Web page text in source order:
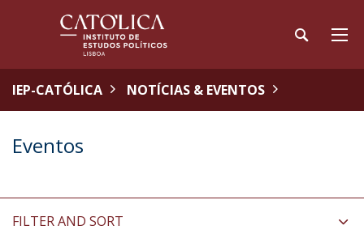
IEP-CATÓLICA NOTÍCIAS & EVENTOS
Eventos
FILTER AND SORT